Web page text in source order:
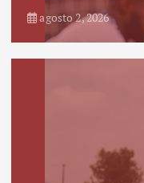
agosto 2, 2026